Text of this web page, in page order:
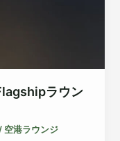
ラウン
空港ラウンジ